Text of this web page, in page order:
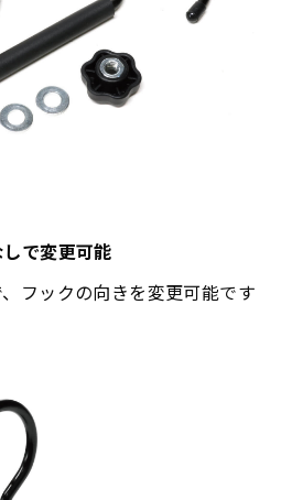
で変更可能
フックの向きを変更可能です